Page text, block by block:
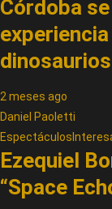
Córdoba
dinosaurios
2 meses ago
Daniel Paoletti
Espectáculos
Ezequiel
“Space